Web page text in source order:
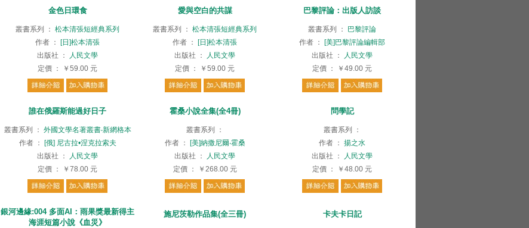
金色日環食
叢書系列 ： 松本清張短經典系列
作者 ：
[日]松本清張
出版社
：
人民文學
定價 ： ￥59.00 元
愛與空白的共謀
叢書系列 ： 松本清張短經典系列
作者 ：
[日]松本清張
出版社
：
人民文學
定價 ： ￥59.00 元
巴黎評論：出版人訪談
叢書系列 ：
巴黎評論
作者 ：
[美]巴黎評論編輯部
出版社
：
人民文學
定價 ： ￥49.00 元
誰在俄羅斯能過好日子
叢書系列 ： 外國文學名著叢書‧新網格本
作者
：
[俄] 尼古拉•涅克拉索夫
出版社
：
人民文學
定價 ： ￥78.00 元
霍桑小說全集(全4冊)
叢書系列
：
作者
：
[美]納撒尼爾‧霍桑
出版社
：
人民文學
定價
： ￥268.00 元
問學記
叢書系列
：
作者 ： 揚之水
出版社
：
人民文學
定價 ： ￥48.00 元
銀河邊緣:004 多面AI：雨果獎最新得主
海涯短篇小說《血災》
施尼茨勒作品集(全三冊) 卡夫卡日記